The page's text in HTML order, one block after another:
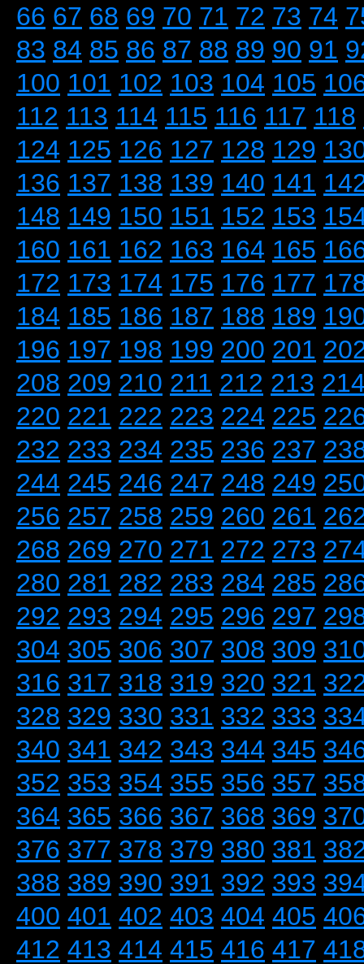
66 67 68 69 70 71 72 73 74
83 84 85 86 87 88 89 90 91
100 101 102 103 104 105
112 113 114 115 116 117 118
124 125 126 127 128 129
136 137 138 139 140 141
148 149 150 151 152 153
160 161 162 163 164 165
172 173 174 175 176 177
184 185 186 187 188 189
196 197 198 199 200 201
208 209 210 211 212 213
220 221 222 223 224 225
232 233 234 235 236 237
244 245 246 247 248 249
256 257 258 259 260 261
268 269 270 271 272 273
280 281 282 283 284 285
292 293 294 295 296 297
304 305 306 307 308 309
316 317 318 319 320 321
328 329 330 331 332 333
340 341 342 343 344 345
352 353 354 355 356 357
364 365 366 367 368 369
376 377 378 379 380 381
388 389 390 391 392 393
400 401 402 403 404 405
412 413 414 415 416 417